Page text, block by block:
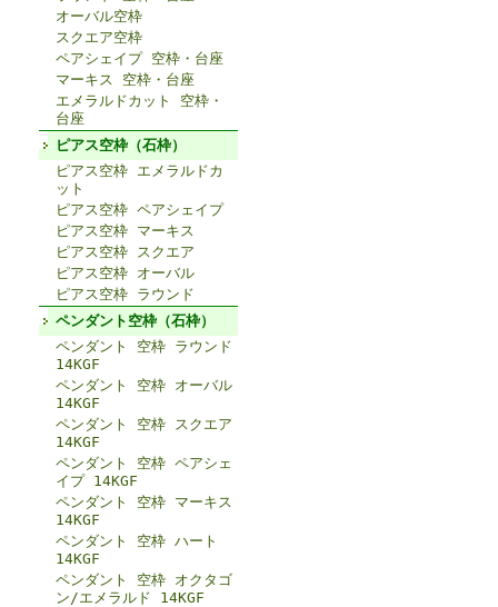
オーバル空枠
スクエア空枠
ペアシェイプ 空枠・台座
マーキス 空枠・台座
エメラルドカット 空枠・
台座
ピアス空枠（石枠）
ピアス空枠 エメラルドカ
ット
ピアス空枠 ペアシェイプ
ピアス空枠 マーキス
ピアス空枠 スクエア
ピアス空枠 オーバル
ピアス空枠 ラウンド
ペンダント空枠（石枠）
ペンダント 空枠 ラウンド
14KGF
ペンダント 空枠 オーバル
14KGF
ペンダント 空枠 スクエア
14KGF
ペンダント 空枠 ペアシェ
イプ 14KGF
ペンダント 空枠 マーキス
14KGF
ペンダント 空枠 ハート
14KGF
ペンダント 空枠 オクタゴ
ン/エメラルド 14KGF